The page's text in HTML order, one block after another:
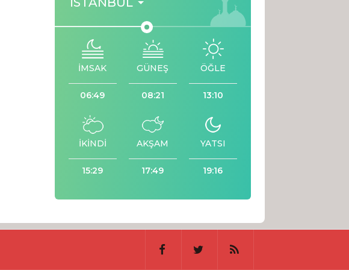
İMSAK
06:49
GÜNEŞ
08:21
ÖĞLE
13:10
İKİNDİ
15:29
AKŞAM
17:49
YATSI
19:16